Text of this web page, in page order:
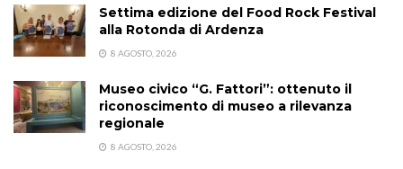
Settima edizione del Food Rock Festival
alla Rotonda di Ardenza
8 AGOSTO, 2026
Museo civico “G. Fattori”: ottenuto il
riconoscimento di museo a rilevanza
regionale
8 AGOSTO, 2026